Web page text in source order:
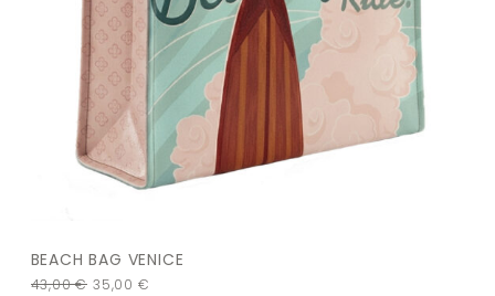
BEACH BAG VENICE
43,00€ 35,00 €